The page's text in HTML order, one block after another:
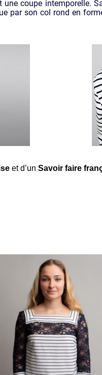
coupe intemporelle.
par son col rond en
et d’un Savoir faire